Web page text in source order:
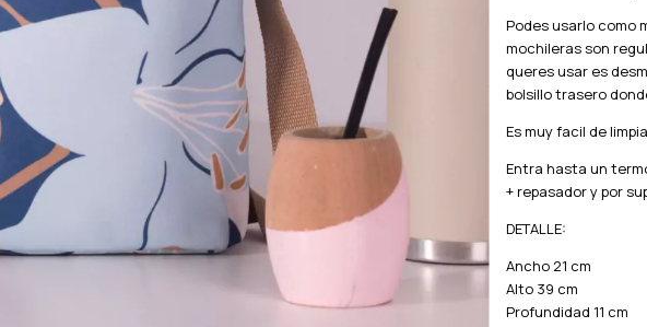
Podes usarlo como
mochileras son
queres usar es
bolsillo trasero
Es muy facil de
Entra hasta un
+ repasador y por
DETALLE:
Ancho 21 cm
Alto 39 cm
Profundidad 11 cm